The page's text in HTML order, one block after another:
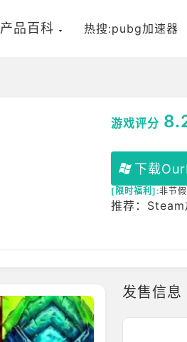
产品百科 热搜:pubg加速器
游戏评分
下载
[限时福利]:非节
推荐：Steam
发售信息